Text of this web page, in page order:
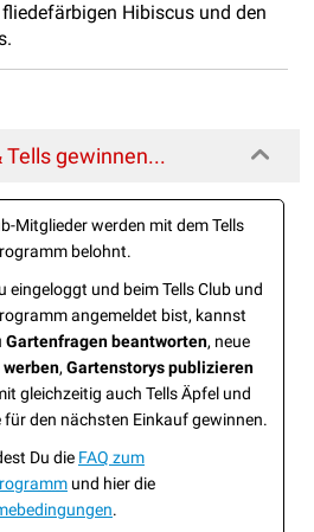
Hibiscus und den
gewinnen...
Mitglieder werden mit dem Tells
belohnt.
eingeloggt und beim Tells Club und
angemeldet bist, kannst
Gartenfragen beantworten, neue
werben, Gartenstorys publizieren
gleichzeitig auch Tells Äpfel und
für den nächsten Einkauf gewinnen.
Du die FAQ zum
und hier die
.